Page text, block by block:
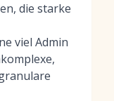
die starke
viel Admin